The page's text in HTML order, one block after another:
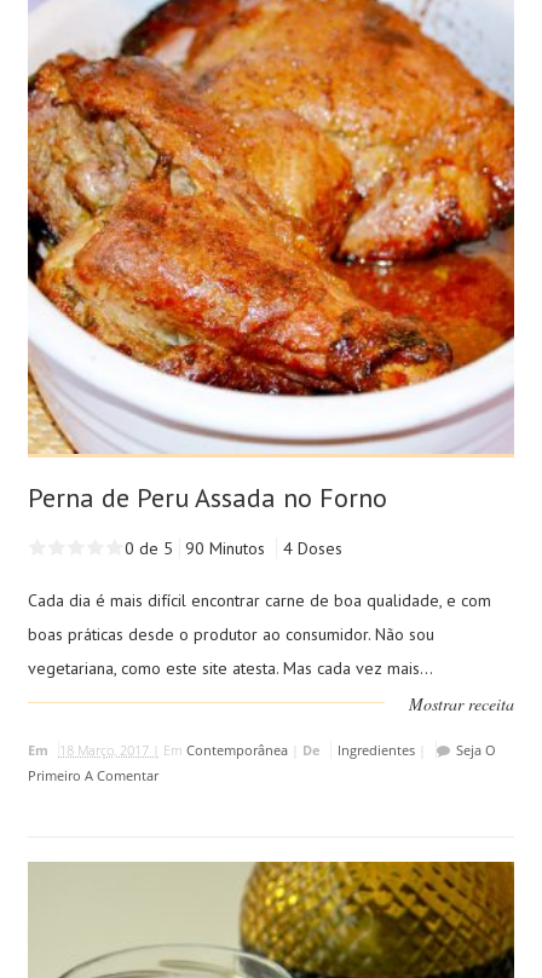
Perna de Peru Assada no Forno
0 de 5 90 Minutos 4 Doses
Cada dia é mais difícil encontrar carne de boa qualidade, e com
boas práticas desde o produtor ao consumidor. Não sou
vegetariana, como este site atesta. Mas cada vez mais...
Mostrar receita
Em 18 Março, 2017 | Em Contemporânea| De Ingredientes|
Seja O
Primeiro A Comentar